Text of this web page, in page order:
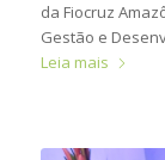
da Fiocruz
Gestão e
Leia mais